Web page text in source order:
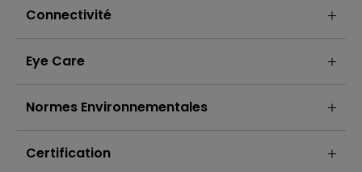
Connectivité
Eye Care
Normes Environnementales
Certification